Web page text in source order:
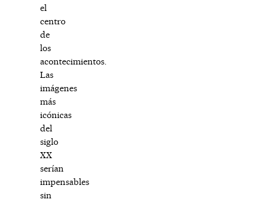
el
centro
de
los
acontecimientos.
Las
imágenes
más
icónicas
del
siglo
XX
serían
impensables
sin